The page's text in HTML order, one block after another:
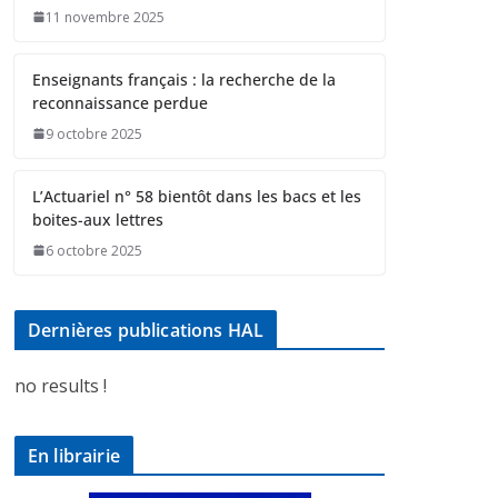
11 novembre 2025
Enseignants français : la recherche de la
reconnaissance perdue
9 octobre 2025
L’Actuariel n° 58 bientôt dans les bacs et les
boites-aux lettres
6 octobre 2025
Dernières publications HAL
no results !
En librairie